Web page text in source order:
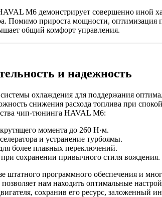
M6 демонстрирует совершенно иной
Помимо прироста мощности,
общий комфорт управления.
и надежность
охлаждения для поддержания
снижения расхода топлива при
чип-тюнинга HAVAL M6:
момента до 260 Н·м.
и устранение турбоямы.
более плавных переключений.
сохранении привычного стиля вождения.
штатного программного обеспечения и
позволяет нам находить оптимальные
сохранив его ресурс, заложенный